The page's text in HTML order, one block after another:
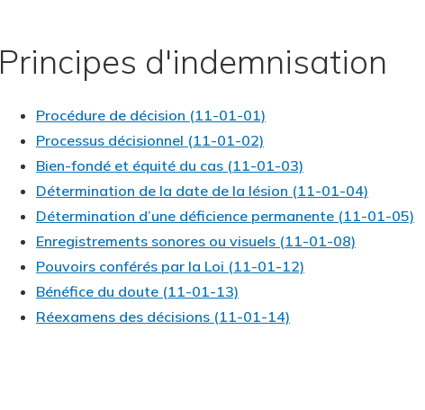
Principes d'indemnisation
Procédure de décision (11-01-01)
Processus décisionnel (11-01-02)
Bien-fondé et équité du cas (11-01-03)
Détermination de la date de la lésion (11-01-04)
Détermination d’une déficience permanente (11-01-05)
Enregistrements sonores ou visuels (11-01-08)
Pouvoirs conférés par la Loi (11-01-12)
Bénéfice du doute (11-01-13)
Réexamens des décisions (11-01-14)